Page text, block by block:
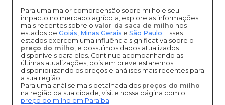
Para uma maior compreensão sobre milho e seu
impacto no mercado agrícola, explore as informações
mais recentes sobre o valor da saca de milho nos
estados de Goiás, Minas Gerais e São Paulo. Esses
estados exercem uma influência significativa sobre o
preço do milho, e possuímos dados atualizados
disponíveis para eles. Continue acompanhando as
últimas atualizações, pois em breve estaremos
disponibilizando os preços e análises mais recentes para
a sua região.
Para uma análise mais detalhada dos preços do milho
na região da sua cidade, visite nossa página com o
preço do milho em Paraíba.